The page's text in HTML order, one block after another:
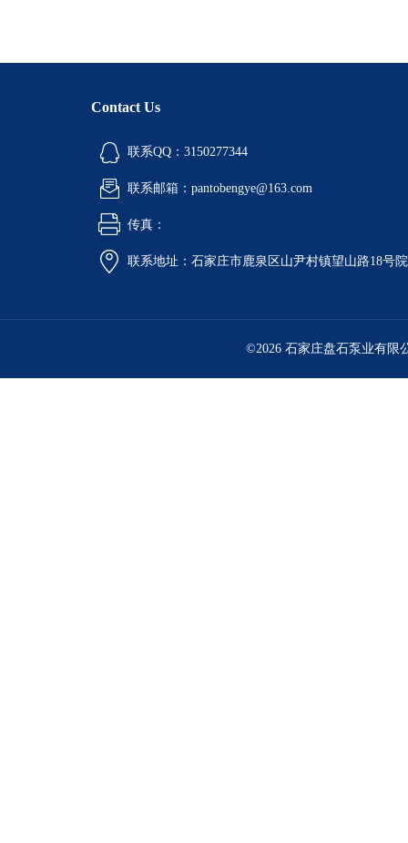
Contact Us
联系QQ：3150277344
联系邮箱：pantobengye@163.com
传真：
联系地址：石家庄市鹿泉区山尹村镇望山路18号
©2026 石家庄盘石泵业有限